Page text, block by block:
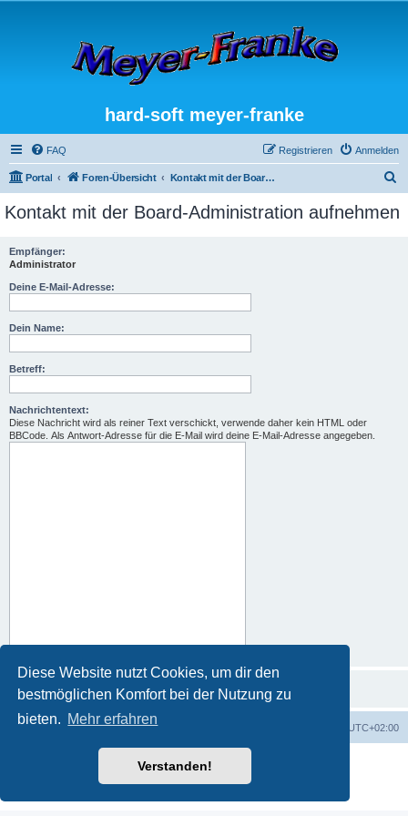
Diese Website nutzt Cookies, um dir den
bestmöglichen Komfort bei der Nutzung zu
bieten. Mehr erfahren
Verstanden!
hard-soft meyer-franke
FAQ Anmelden
Registrieren
Portal Foren-Übersicht Kontakt mit der Board-Administration aufnehmen
c
Kontakt mit der Board-Administration aufnehmen
Empfänger:
Administrator
Deine E-Mail-Adresse:
Dein Name:
Betreff:
Nachrichtentext:
Diese Nachricht wird als reiner Text verschickt, verwende daher kein HTML oder
BBCode. Als Antwort-Adresse für die E-Mail wird deine E-Mail-Adresse angegeben.
Portal Foren-Übersicht UTC+02:00
Powered by phpBB
® Forum Software © phpBB Limited